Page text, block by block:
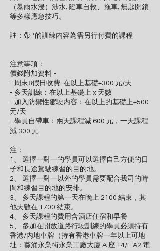
（暴雨水浸）涉水; 陷車自救、拖車; 無匙開鎖
等多樣應急技巧。
註：帶 *的訓練内容為需另行付費的課程
注意事項：
價錢附加資料 -
- 周末&假日收費: 在以上基礎+300 元/天
- 多天訓練：在以上基礎上 x 天數
- 加入防禦性駕駛内容：在以上的基礎上+500
元/天
- 學員自帶車：兩天課程減 600 元，一天課程
減 300 元
注：
1、 選擇一對一的學員可以選擇自己方便的日
子和長途駕駛練習的目的地。
2、 選擇一對一以外的學員需要配合我司的時
間和練習目的地的安排。
3、 多天課程的第一天在晚上 2100 結束，其
他天數在 1700 結束。
4、 多天課程的費用含酒店住宿和早餐
5、 參加在開放道路行駛訓練的學員必須持有
香港/內地車牌（持有香港車牌一年以上可地
址：葵涌永業街永業工廠大廈 A 座 14/F A2 電